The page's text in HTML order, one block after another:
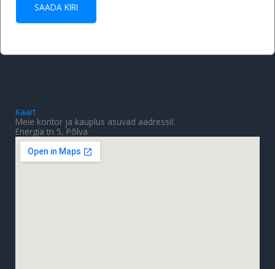
SAADA KIRI
Kaart
Meie kontor ja kauplus asuvad aadressil:
Energia tn 5, Põlva